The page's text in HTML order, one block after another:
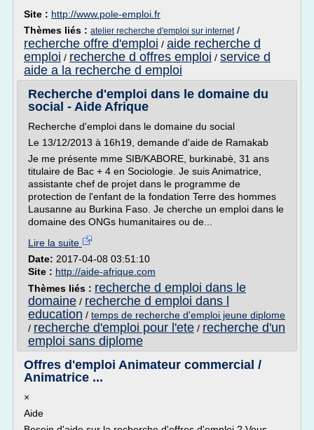
Site : http://www.pole-emploi.fr
Thèmes liés : atelier recherche d'emploi sur internet/
recherche offre d'emploi / aide recherche d
emploi / recherche d offres emploi / service d
aide a la recherche d emploi
Recherche d'emploi dans le domaine du
social - Aide Afrique
Recherche d'emploi dans le domaine du social
Le 13/12/2013 à 16h19, demande d'aide de Ramakab
Je me présente mme SIB/KABORE, burkinabè, 31 ans
titulaire de Bac + 4 en Sociologie. Je suis Animatrice,
assistante chef de projet dans le programme de
protection de l'enfant de la fondation Terre des hommes
Lausanne au Burkina Faso. Je cherche un emploi dans le
domaine des ONGs humanitaires ou de...
Lire la suite
Date: 2017-04-08 03:51:10
Site : http://aide-afrique.com
Thèmes liés : recherche d emploi dans le
domaine / recherche d emploi dans l
education / temps de recherche d'emploi jeune diplome
/ recherche d'emploi pour l'ete / recherche d'un
emploi sans diplome
Offres d'emploi Animateur commercial /
Animatrice ...
×
Aide